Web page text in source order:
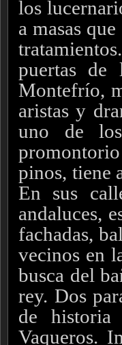
los
a masas
tratamientos.
puertas
Montefrío,
aristas y
uno de
pinos, tiene
En sus
andaluces,
fachadas,
vecinos en
busca del
rey. Dos
de historia
Vaqueros.